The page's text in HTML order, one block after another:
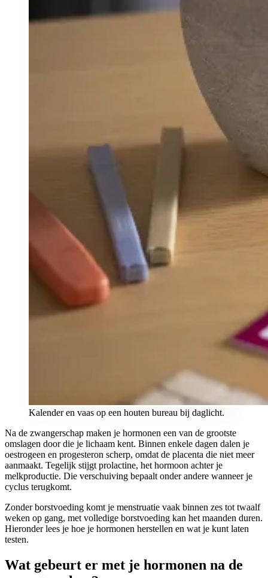
Kalender en vaas op een houten bureau bij daglicht.
Na de zwangerschap maken je hormonen een van de grootste
omslagen door die je lichaam kent. Binnen enkele dagen dalen je
oestrogeen en progesteron scherp, omdat de placenta die niet meer
aanmaakt. Tegelijk stijgt prolactine, het hormoon achter je
melkproductie. Die verschuiving bepaalt onder andere wanneer je
cyclus terugkomt.
Zonder borstvoeding komt je menstruatie vaak binnen zes tot twaalf
weken op gang, met volledige borstvoeding kan het maanden duren.
Hieronder lees je hoe je hormonen herstellen en wat je kunt laten
testen.
Wat gebeurt er met je hormonen na de